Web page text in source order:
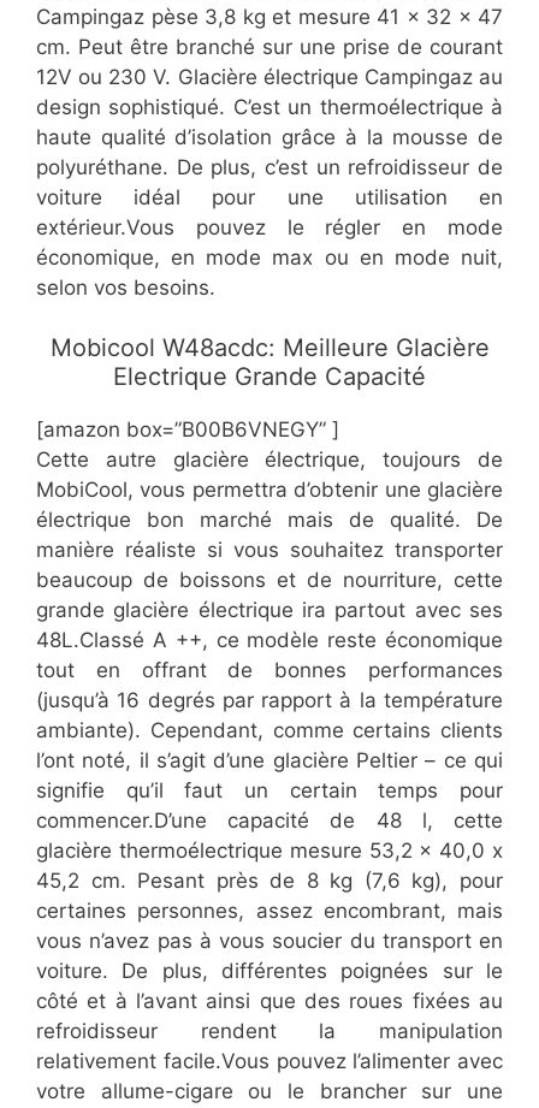
Campingaz pèse 3,8 kg et mesure 41 x 32 x 47
cm. Peut être branché sur une prise de courant
12V ou 230 V. Glacière électrique Campingaz au
design sophistiqué. C’est un thermoélectrique à
haute qualité d’isolation grâce à la mousse de
polyuréthane. De plus, c’est un refroidisseur de
voiture idéal pour une utilisation en
extérieur.Vous pouvez le régler en mode
économique, en mode max ou en mode nuit,
selon vos besoins.
​Mobicool W48acdc: Meilleure Glacière
Electrique Grande Capacité
[amazon box=”​​B00B6VNEGY” ]
​Cette autre glacière électrique, toujours de
MobiCool, vous permettra d’obtenir une glacière
électrique bon marché mais de qualité. De
manière réaliste si vous souhaitez transporter
beaucoup de boissons et de nourriture, cette
grande glacière électrique ira partout avec ses
48L.Classé A ++, ce modèle reste économique
tout en offrant de bonnes performances
(jusqu’à 16 degrés par rapport à la température
ambiante). Cependant, comme certains clients
l’ont noté, il s’agit d’une glacière Peltier – ce qui
signifie qu’il faut un certain temps pour
commencer.D’une capacité de 48 l, cette
glacière thermoélectrique mesure 53,2 x 40,0 x
45,2 cm. Pesant près de 8 kg (7,6 kg), pour
certaines personnes, assez encombrant, mais
vous n’avez pas à vous soucier du transport en
voiture. De plus, différentes poignées sur le
côté et à l’avant ainsi que des roues fixées au
refroidisseur rendent la manipulation
relativement facile.Vous pouvez l’alimenter avec
votre allume-cigare ou le brancher sur une